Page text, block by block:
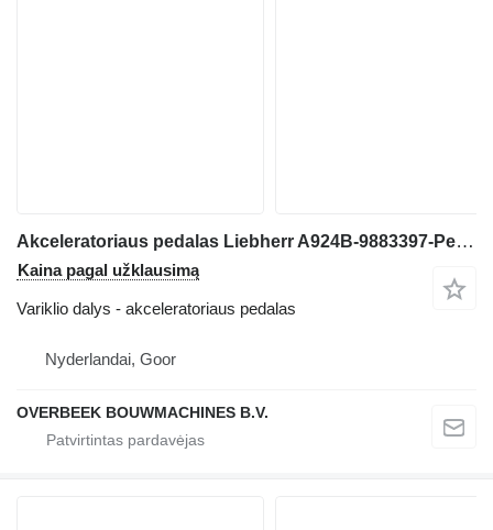
Akceleratoriaus pedalas Liebherr A924B-9883397-Pedal/Pedaal ekskavatoriaus
Kaina pagal užklausimą
Variklio dalys - akceleratoriaus pedalas
Nyderlandai, Goor
OVERBEEK BOUWMACHINES B.V.